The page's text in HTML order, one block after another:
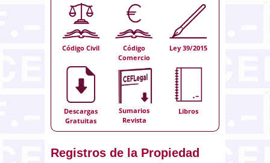
Código Civil
Código
Comercio
Ley 39/2015
Descargas
Gratuitas
Sumarios
Revista
Libros
Registros de la Propiedad